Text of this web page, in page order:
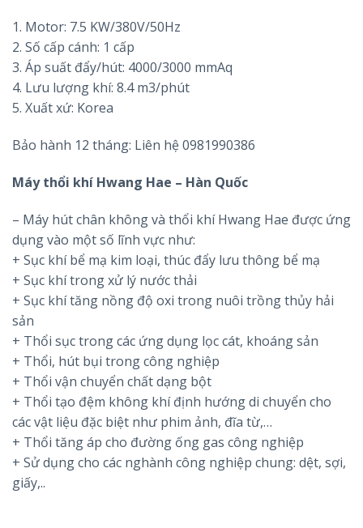
1. Motor: 7.5 KW/380V/50Hz
2. Số cấp cánh: 1 cấp
3. Áp suất đẩy/hút: 4000/3000 mmAq
4. Lưu lượng khí: 8.4 m3/phút
5. Xuất xứ: Korea
Bảo hành 12 tháng: Liên hệ 0981990386
Máy thổi khí Hwang Hae – Hàn Quốc
– Máy hút chân không và thổi khí Hwang Hae được ứng
dụng vào một số lĩnh vực như:
+ Sục khí bể mạ kim loại, thúc đẩy lưu thông bể mạ
+ Sục khí trong xử lý nước thải
+ Sục khí tăng nồng độ oxi trong nuôi trồng thủy hải
sản
+ Thổi sục trong các ứng dụng lọc cát, khoáng sản
+ Thổi, hút bụi trong công nghiệp
+ Thổi vận chuyển chất dạng bột
+ Thổi tạo đệm không khí định hướng di chuyển cho
các vật liệu đặc biệt như phim ảnh, đĩa từ,…
+ Thổi tăng áp cho đường ống gas công nghiệp
+ Sử dụng cho các nghành công nghiệp chung: dệt, sợi,
giấy,..